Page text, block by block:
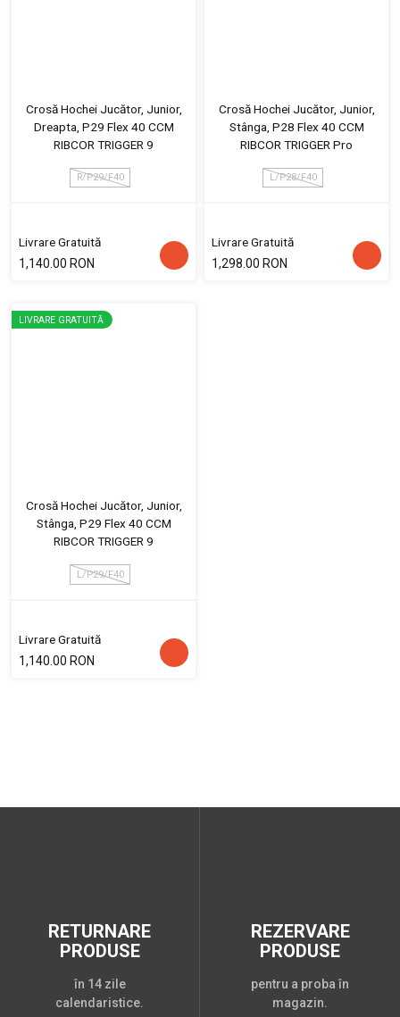
Crosă Hochei Jucător, Junior,
Dreapta, P29 Flex 40 CCM
RIBCOR TRIGGER 9
R/P29/F40
Livrare Gratuită
1,140.00 RON
Crosă Hochei Jucător, Junior,
Stânga, P28 Flex 40 CCM
RIBCOR TRIGGER Pro
L/P28/F40
Livrare Gratuită
1,298.00 RON
LIVRARE GRATUITĂ
Crosă Hochei Jucător, Junior,
Stânga, P29 Flex 40 CCM
RIBCOR TRIGGER 9
L/P29/F40
Livrare Gratuită
1,140.00 RON
RETURNARE
PRODUSE
în 14 zile
calendaristice.
REZERVARE
PRODUSE
pentru a proba în
magazin.